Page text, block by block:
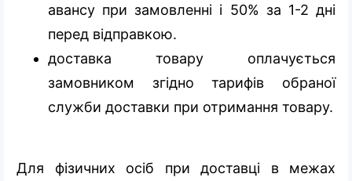
авансу при замовленні і 50% за 1-2 дні
перед відправкою.
доставка товару оплачується
замовником згідно тарифів обраної
служби доставки при отримання товару.
Для фізичних осіб при доставці в межах